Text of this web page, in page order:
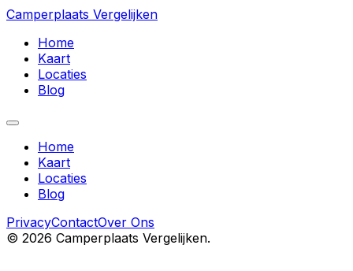
Camperplaats Vergelijken
Home
Kaart
Locaties
Blog
Home
Kaart
Locaties
Blog
PrivacyContactOver Ons
© 2026 Camperplaats Vergelijken.